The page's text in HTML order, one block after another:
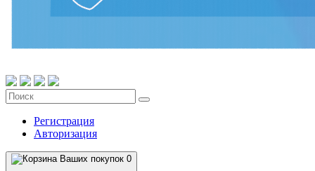
Регистрация
Авторизация
0